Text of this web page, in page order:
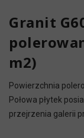
Granit
m2)
Powierzchnia
Połowa płytek
przejrzenia galerii